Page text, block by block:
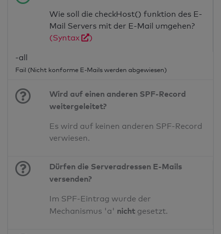
Wie soll die checkHost() funktion des E-
Mail Servers mit der E-Mail umgehen?
(Syntax
)
-all
Fail (Nicht konforme E-Mails werden abgewiesen)
Wird auf einen anderen SPF-Record
weitergeleitet?
Es wird auf keinen anderen SPF-Record
verwiesen.
Dürfen die Serveradressen E-Mails
versenden?
Im SPF-Eintrag wurde der
Mechanismus 'a' nicht gesetzt.